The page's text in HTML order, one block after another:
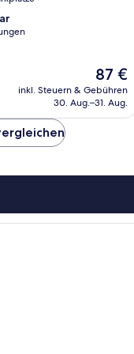
Der
Preis
beträgt
87 €
inkl. Steuern & Gebühren
30. Aug.–31. Aug.